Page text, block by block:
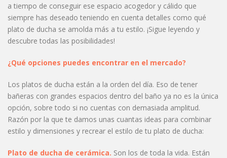
a tiempo de conseguir ese espacio acogedor y cálido que
siempre has deseado teniendo en cuenta detalles como qué
plato de ducha se amolda más a tu estilo. ¡Sigue leyendo y
descubre todas las posibilidades!
¿Qué opciones puedes encontrar en el mercado?
Los platos de ducha están a la orden del día. Eso de tener
bañeras con grandes espacios dentro del baño ya no es la única
opción, sobre todo si no cuentas con demasiada amplitud.
Razón por la que te damos unas cuantas ideas para combinar
estilo y dimensiones y recrear el estilo de tu plato de ducha:
Plato de ducha de cerámica. Son los de toda la vida. Están